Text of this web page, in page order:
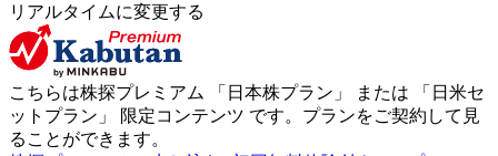
リアルタイムに変更する
こちらは株探プレミアム 「 日本株プラン 」 または 「 日米セ
ットプラン 」 限定コンテンツ です。プランをご契約して見
ることができます。